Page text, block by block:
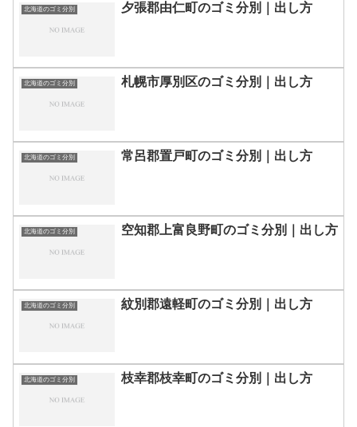
北海道のゴミ分別 夕張郡由仁町のゴミ分別｜出し方
北海道のゴミ分別 札幌市厚別区のゴミ分別｜出し方
北海道のゴミ分別 常呂郡置戸町のゴミ分別｜出し方
北海道のゴミ分別 空知郡上富良野町のゴミ分別｜出し方
北海道のゴミ分別 紋別郡遠軽町のゴミ分別｜出し方
北海道のゴミ分別 枝幸郡枝幸町のゴミ分別｜出し方